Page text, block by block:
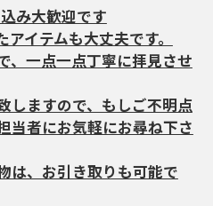
み大歓迎です
イテムも大丈夫です。
、一点一点丁寧に拝見させ
しますので、もしご不明点
当者にお気軽にお尋ね下さ
は、お引き取りも可能で